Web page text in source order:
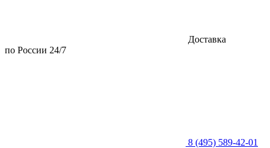
Доставка
по России 24/7
8 (495) 589-42-01